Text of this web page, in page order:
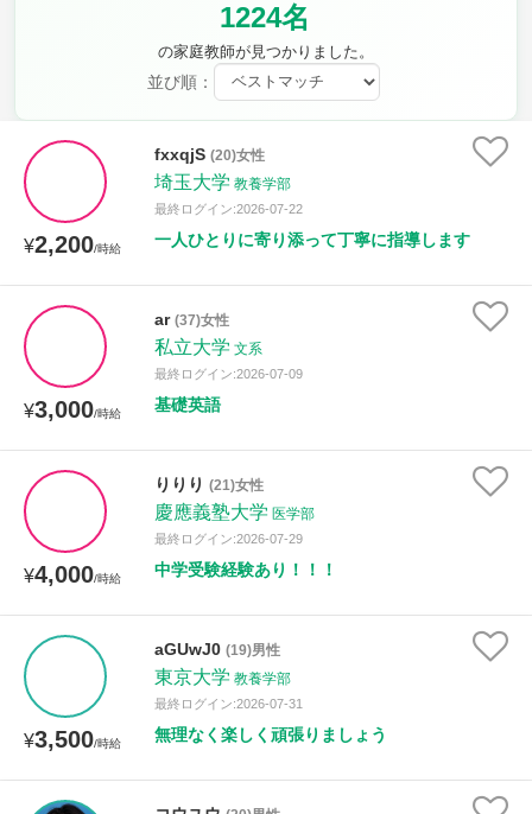
1224名
の家庭教師が見つかりました。
並び順：
¥2,200/時給
fxxqjS (20)女性
埼玉大学 教養学部
最終ログイン:2026-07-22
一人ひとりに寄り添って丁寧に指導します
¥3,000/時給
ar (37)女性
私立大学 文系
最終ログイン:2026-07-09
基礎英語
¥4,000/時給
りりり (21)女性
慶應義塾大学 医学部
最終ログイン:2026-07-29
中学受験経験あり！！！
¥3,500/時給
aGUwJ0 (19)男性
東京大学 教養学部
最終ログイン:2026-07-31
無理なく楽しく頑張りましょう
現代文 古典
公民 芸術 音楽 保健体育
時給：¥1,000 ～ ¥10,000
授業可能日
月曜日 火曜日 水曜日
土曜日 日曜日
距離：15km以内
年齢：18-101歳